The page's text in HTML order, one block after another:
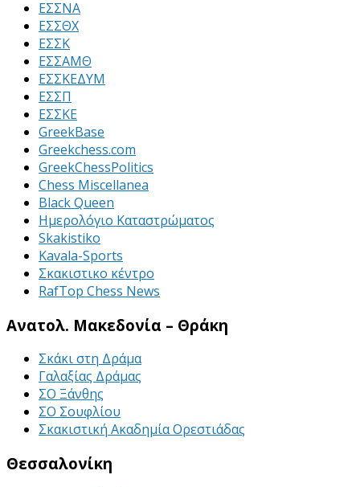
ΕΣΣΝΑ
ΕΣΣΘΧ
ΕΣΣΚ
ΕΣΣΑΜΘ
ΕΣΣΚΕΔΥΜ
ΕΣΣΠ
ΕΣΣΚΕ
GreekBase
Greekchess.com
GreekChessPolitics
Chess Miscellanea
Black Queen
Ημερολόγιο Καταστρώματος
Skakistiko
Kavala-Sports
Σκακιστικο κέντρο
RafTop Chess News
Ανατολ. Μακεδονία – Θράκη
Σκάκι στη Δράμα
Γαλαξίας Δράμας
ΣΟ Ξάνθης
ΣΟ Σουφλίου
Σκακιστική Ακαδημία Ορεστιάδας
Θεσσαλονίκη